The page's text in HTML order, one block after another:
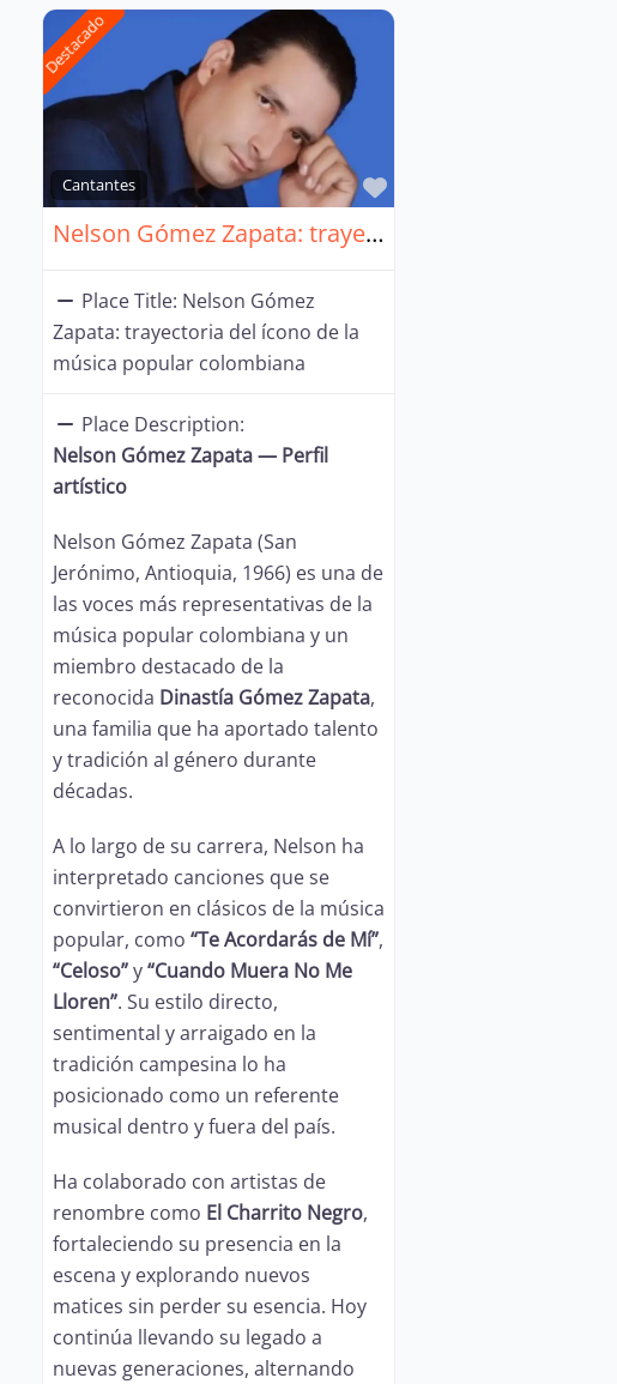
Destacado
Cantantes
Favorito
Nelson Gómez Zapata: trayectoria del ícono de la música popular colombiana
Place Title: Nelson Gómez
Zapata: trayectoria del ícono de la
música popular colombiana
Place Description:
Nelson Gómez Zapata — Perfil
artístico
Nelson Gómez Zapata (San
Jerónimo, Antioquia, 1966) es una de
las voces más representativas de la
música popular colombiana y un
miembro destacado de la
reconocida Dinastía Gómez Zapata,
una familia que ha aportado talento
y tradición al género durante
décadas.
A lo largo de su carrera, Nelson ha
interpretado canciones que se
convirtieron en clásicos de la música
popular, como “Te Acordarás de Mí”,
“Celoso”y“Cuando Muera No Me
Lloren”. Su estilo directo,
sentimental y arraigado en la
tradición campesina lo ha
posicionado como un referente
musical dentro y fuera del país.
Ha colaborado con artistas de
renombre como El Charrito Negro,
fortaleciendo su presencia en la
escena y explorando nuevos
matices sin perder su esencia. Hoy
continúa llevando su legado a
nuevas generaciones, alternando